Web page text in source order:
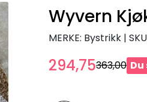
Wyvern
MERKE: Bystrikk |
294,75363,00